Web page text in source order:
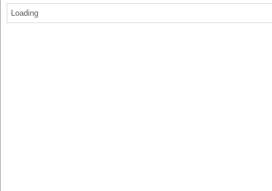
Loading